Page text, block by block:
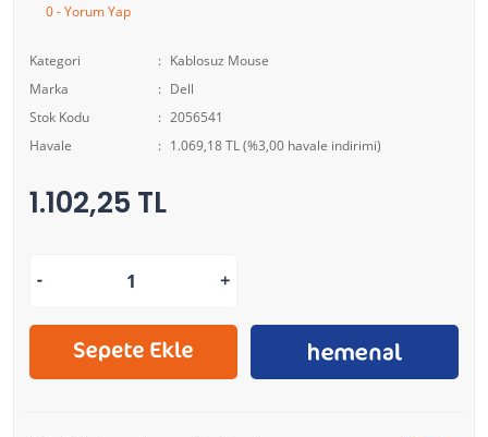
0 - Yorum Yap
Kategori
Kablosuz Mouse
Marka
Dell
Stok Kodu
2056541
Havale
1.069,18 TL (%3,00 havale indirimi)
1.102,25 TL